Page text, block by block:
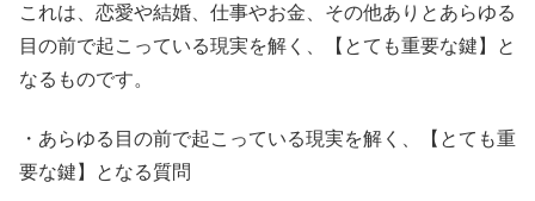
これは、恋愛や結婚、仕事やお金、その他ありとあらゆる
目の前で起こっている現実を解く、【とても重要な鍵】と
なるものです。
・あらゆる目の前で起こっている現実を解く、【とても重
要な鍵】となる質問